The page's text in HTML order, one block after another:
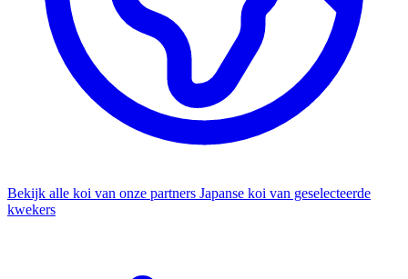
Bekijk alle koi van onze partners Japanse koi van geselecteerde
kwekers